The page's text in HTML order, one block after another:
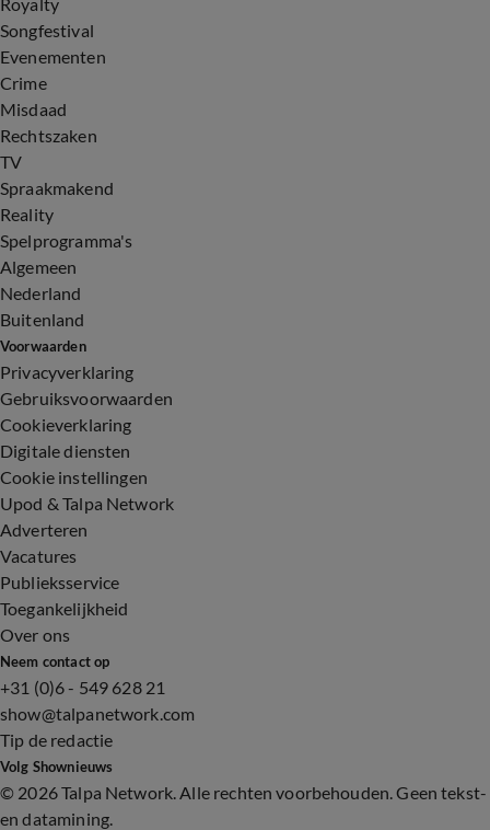
Songfestival
Evenementen
Crime
Misdaad
Rechtszaken
TV
Spraakmakend
Reality
Spelprogramma's
Algemeen
Nederland
Buitenland
Voorwaarden
Privacyverklaring
Gebruiksvoorwaarden
Cookieverklaring
Digitale diensten
Cookie instellingen
Upod & Talpa Network
Adverteren
Vacatures
Publieksservice
Toegankelijkheid
Over ons
Neem contact op
+31 (0)6 - 549 628 21
show@talpanetwork.com
Tip de redactie
Volg Shownieuws
© 2026 Talpa Network. Alle rechten voorbehouden. Geen tekst-
en datamining.